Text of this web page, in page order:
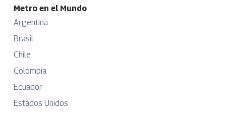
Metro en el Mundo
Argentina
Brasil
Chile
Colombia
Ecuador
Estados Unidos